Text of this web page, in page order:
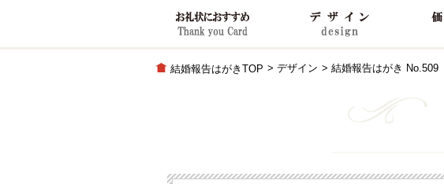
結婚報告はがきTOP > デザイン > 結婚報告はがき No.509